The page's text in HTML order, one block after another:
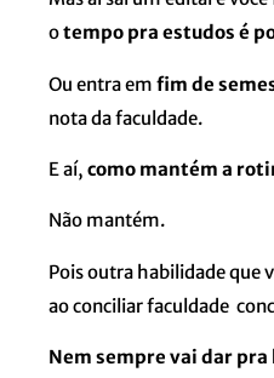
otempo pra estudos é
Ou entra em fim de
nota da faculdade.
E aí, como mantém a
Não mantém.
Pois outra habilidade que
ao conciliar faculdade
Nem sempre vai dar